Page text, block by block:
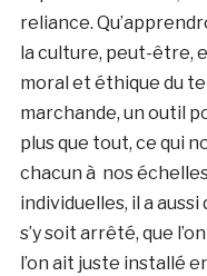
reliance.
la culture, peut-être,
moral et éthique du
marchande, un outil
plus que tout, ce qui
chacun à nos
individuelles, il a
s’y soit arrêté, que
l’on ait juste installé